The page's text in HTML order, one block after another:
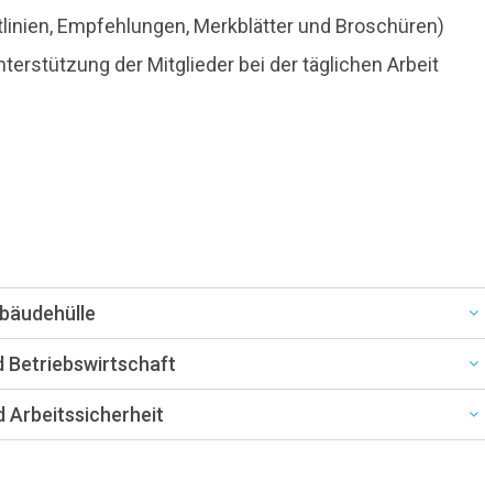
Empfehlungen, Merkblätter und Broschüren)
der Mitglieder bei der täglichen Arbeit
Betriebswirtschaft
Arbeitssicherheit